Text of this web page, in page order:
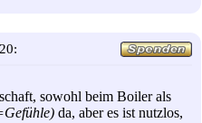
sowohl beim Boiler als
da, aber es ist nutzlos,